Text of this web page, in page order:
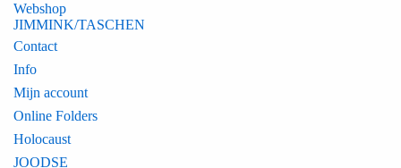
Webshop
JIMMINK/TASCHEN
Contact
Info
Mijn account
Online Folders
Holocaust
JOODSE